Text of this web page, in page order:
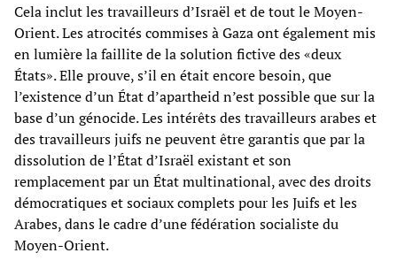
Cela inclut les travailleurs d’Israël et de tout le Moyen-
Orient. Les atrocités commises à Gaza ont également mis
en lumière la faillite de la solution fictive des «deux
États». Elle prouve, s’il en était encore besoin, que
l’existence d’un État d’apartheid n’est possible que sur la
base d’un génocide. Les intérêts des travailleurs arabes et
des travailleurs juifs ne peuvent être garantis que par la
dissolution de l’État d’Israël existant et son
remplacement par un État multinational, avec des droits
démocratiques et sociaux complets pour les Juifs et les
Arabes, dans le cadre d’une fédération socialiste du
Moyen-Orient.